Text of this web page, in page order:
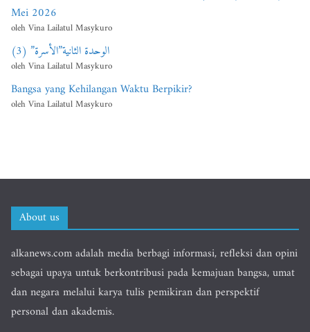
Mei 2026
oleh Vina Lailatul Masykuro
الوحدة الثانية”الأسرة” (3)
oleh Vina Lailatul Masykuro
Bangsa yang Kehilangan Waktu Berpikir?
oleh Vina Lailatul Masykuro
About us
alkanews.com adalah media berbagi informasi, refleksi dan opini
sebagai upaya untuk berkontribusi pada kemajuan bangsa, umat
dan negara melalui karya tulis pemikiran dan perspektif
personal dan akademis.